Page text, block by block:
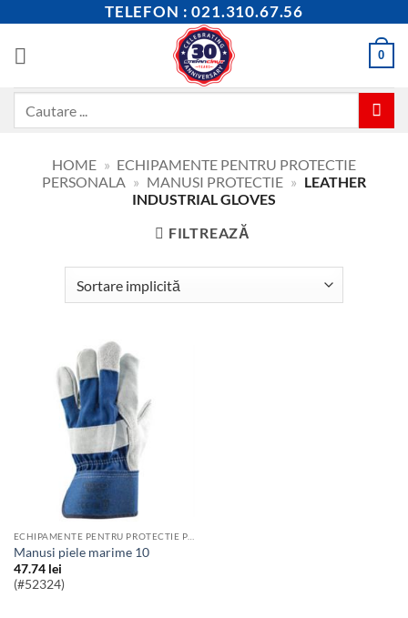
content
TELEFON : 021.310.67.56
0
HOME » ECHIPAMENTE PENTRU PROTECTIE
PERSONALA » MANUSI PROTECTIE » LEATHER
INDUSTRIAL GLOVES
FILTREAZĂ
Manusi piele marime 10
47.74 lei
(#52324)